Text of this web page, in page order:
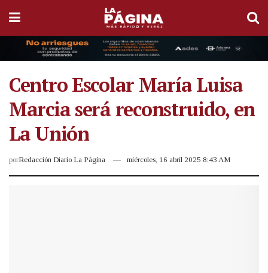
Centro Escolar María Luisa
Marcia será reconstruido, en
La Unión
porRedacción Diario La Página miércoles, 16 abril 2025 8:43 AM